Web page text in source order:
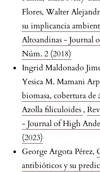
Flores, Walter
su implicancia
Altoandinas - Journal
Núm. 2 (2018)
Ingrid Maldonado
Yesica M. Mamani
biomasa, cobertura
Azolla filiculoides ,
- Journal of High
(2023)
George Argota Pérez,
antibióticos y su